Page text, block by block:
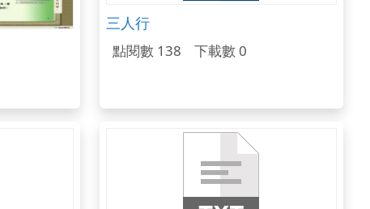
三人行
點閱數 138 下載數 0